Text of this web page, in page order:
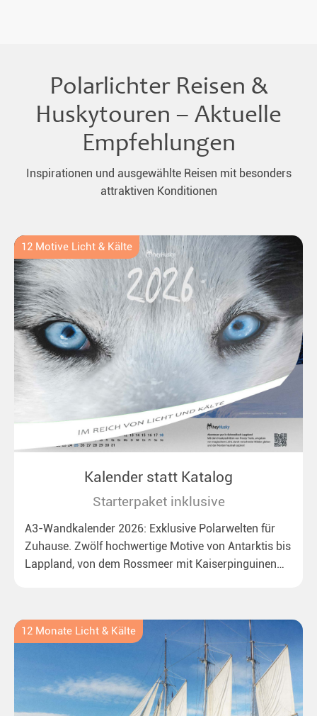
Polarlichter Reisen &
Huskytouren – Aktuelle
Empfehlungen
Inspirationen und ausgewählte Reisen mit besonders
attraktiven Konditionen
12 Motive Licht & Kälte
Kalender statt Katalog
Starterpaket inklusive
A3-Wandkalender 2026: Exklusive Polarwelten für
Zuhause. Zwölf hochwertige Motive von Antarktis bis
Lappland, von dem Rossmeer mit Kaiserpinguinen
12 Monate Licht & Kälte